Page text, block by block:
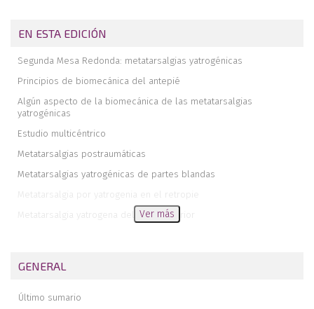
EN ESTA EDICIÓN
Segunda Mesa Redonda: metatarsalgias yatrogénicas
Principios de biomecánica del antepié
Algún aspecto de la biomecánica de las metatarsalgias
yatrogénicas
Estudio multicéntrico
Metatarsalgias postraumáticas
Metatarsalgias yatrogénicas de partes blandas
Metatarsalgia por yatrogenia en el retropie
Metatarsalgia yatrogena del tarso anterior
Valor pronóstico del signo del cuboides en el pie equino varo
Ver más
GENERAL
Último sumario